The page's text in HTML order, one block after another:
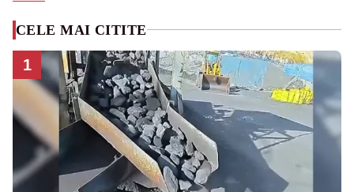
CELE MAI CITITE
1